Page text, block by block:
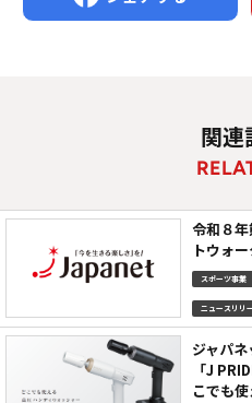
関連
令和８
トウォ
スポーツ事業
ニュースリリ
ジャパ
「J
こでも